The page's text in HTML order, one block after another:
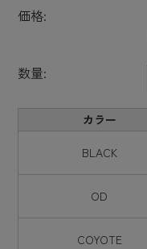
価格:
数量:
カラー
BLACK
OD
COYOTE